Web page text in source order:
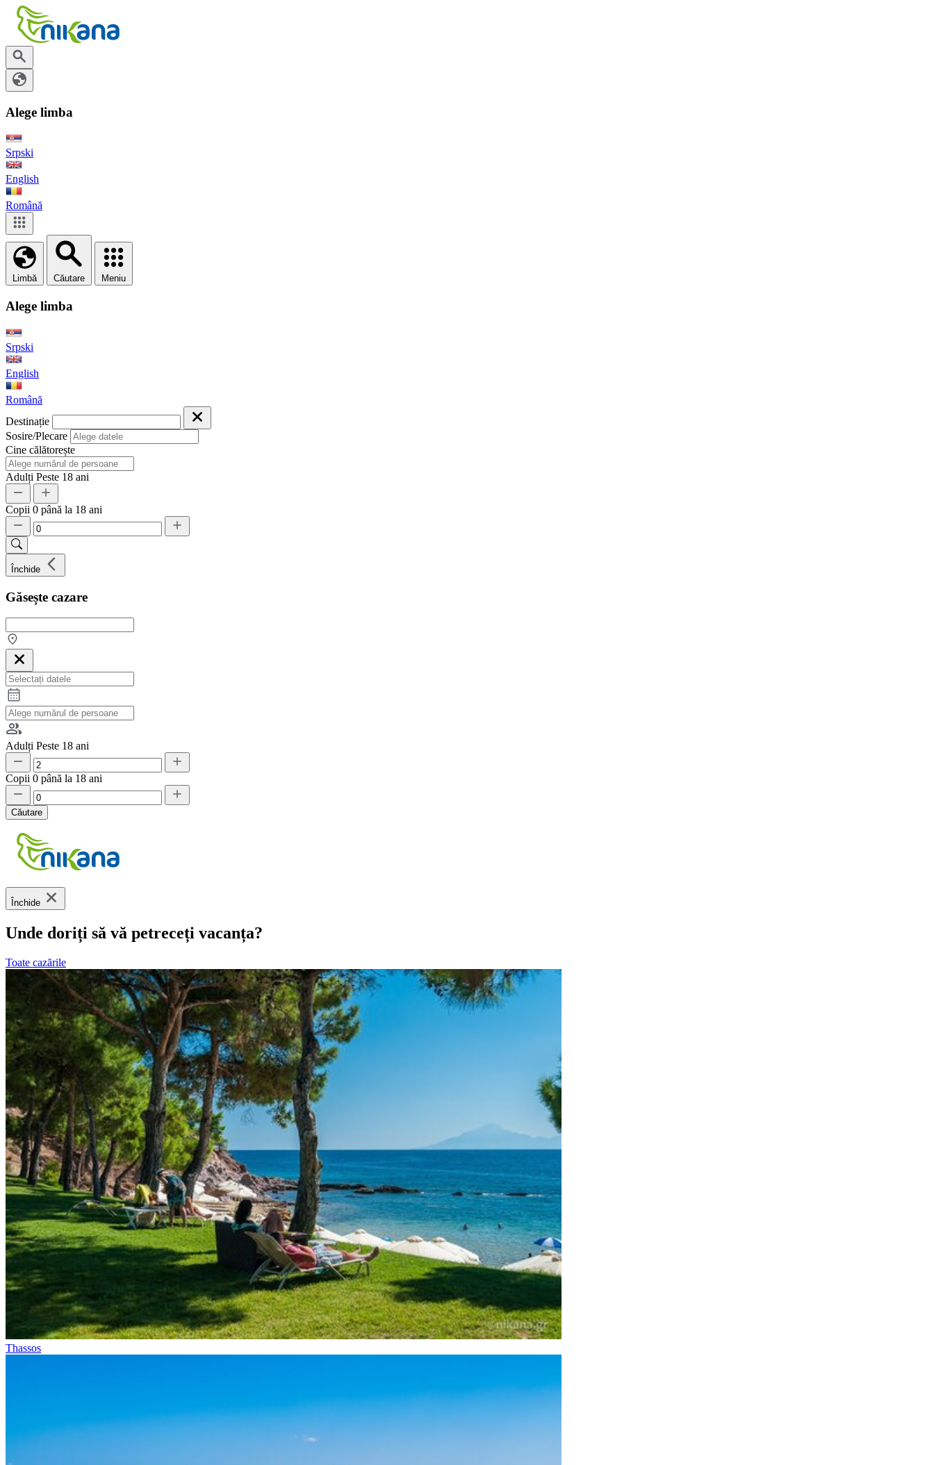
Alege limba
Srpski
English
Română
Limbă Căutare Meniu
Alege limba
Srpski
English
Română
Destinație
Sosire/Plecare
Cine călătorește
Adulți Peste 18 ani
Copii 0 până la 18 ani
Închide
Găsește cazare
Adulți Peste 18 ani
Copii 0 până la 18 ani
Căutare
Închide
Unde doriți să vă petreceți vacanța?
Toate cazările
Thassos